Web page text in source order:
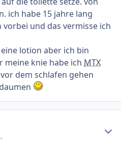
ich habe 15 jahre lang
und das vermisse ich
lotion aber ich bin
meine knie habe ich MTX
dem schlafen gehen